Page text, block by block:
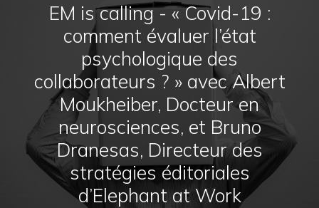
COMMUNAUTÉ
CONNEXION
RECHERCHE
EM is calling - « Covid-19 :
comment évaluer l’état
psychologique des
collaborateurs ? » avec Albert
Moukheiber, Docteur en
neurosciences, et Bruno
Dranesas, Directeur des
stratégies éditoriales
d’Elephant at Work